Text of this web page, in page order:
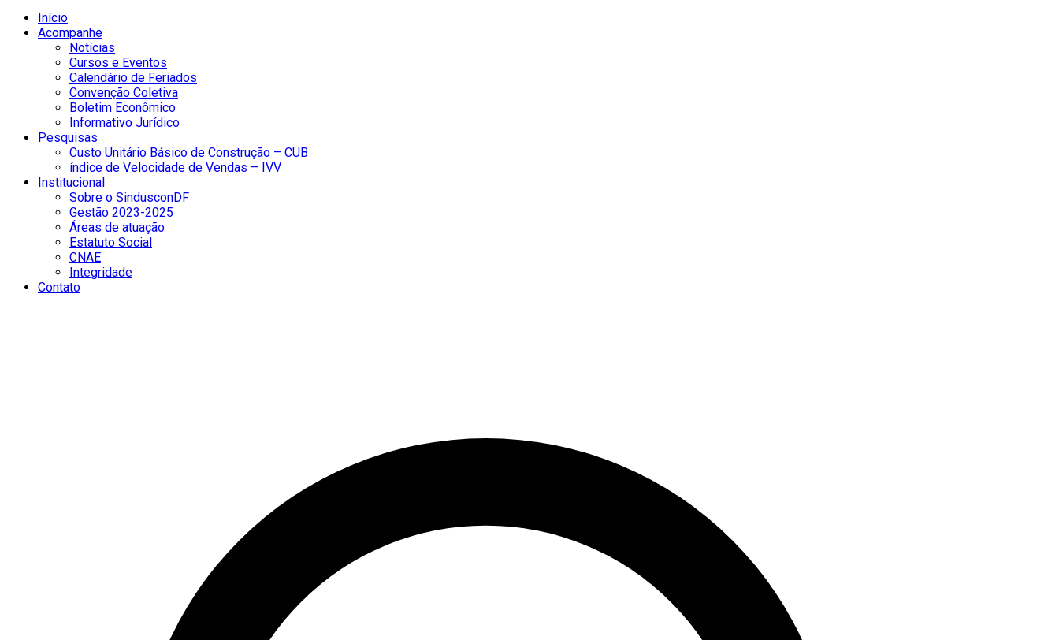
Início
Acompanhe
Notícias
Cursos e Eventos
Calendário de Feriados
Convenção Coletiva
Boletim Econômico
Informativo Jurídico
Pesquisas
Custo Unitário Básico de Construção – CUB
índice de Velocidade de Vendas – IVV
Institucional
Sobre o SindusconDF
Gestão 2023-2025
Áreas de atuação
Estatuto Social
CNAE
Integridade
Contato